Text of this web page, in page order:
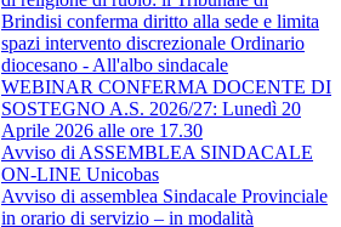
Brindisi conferma diritto alla sede e limita
spazi intervento discrezionale Ordinario
diocesano - All'albo sindacale
WEBINAR CONFERMA DOCENTE DI
SOSTEGNO A.S. 2026/27: Lunedì 20
Aprile 2026 alle ore 17.30
Avviso di ASSEMBLEA SINDACALE
ON-LINE Unicobas
Avviso di assemblea Sindacale Provinciale
in orario di servizio – in modalità